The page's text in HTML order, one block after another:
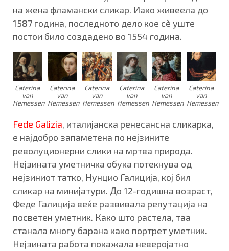
на жена фламански сликар. Иако живеела до
1587 година, последното дело кое сè уште
постои било создадено во 1554 година.
Caterina
van
Hemessen
Caterina
van
Hemessen
Caterina
van
Hemessen
Caterina
van
Hemessen
Caterina
van
Hemessen
Caterina
van
Hemessen
Fede Galizia, италијанска ренесансна сликарка,
е најдобро запаметена по нејзините
револуционерни слики на мртва природа.
Нејзината уметничка обука потекнува од
нејзиниот татко, Нунцио Галиција, кој бил
сликар на минијатури. До 12-годишна возраст,
Феде Галиција веќе развивала репутација на
посветен уметник. Како што растела, таа
станала многу барана како портрет уметник.
Нејзината работа покажала неверојатно